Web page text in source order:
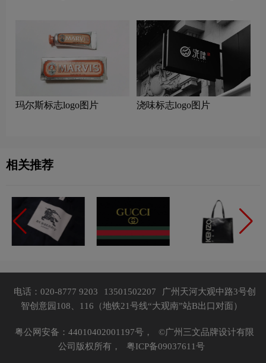
玛尔斯标志logo图片 浇味标志logo图片
相关推荐
电话：020-8777 9203 13501502207
广州天河大观中路3号创
智创意园108、116（地铁21号线“大观南”站B出口对面）
粤公网安备：44010402001197号，
©广州三文品牌设计有限
公司版权所有，
粤ICP备09037611号